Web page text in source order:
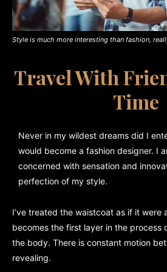
Style is much more interesting than fashion,
Travel With
Time
Never in my wildest dreams did I
would become a fashion designer. I
concerned with sensation and
perfection of my style.
I’ve treated the waistcoat as if it were
becomes the first layer in the process
the body. There is constant motion
revealing.